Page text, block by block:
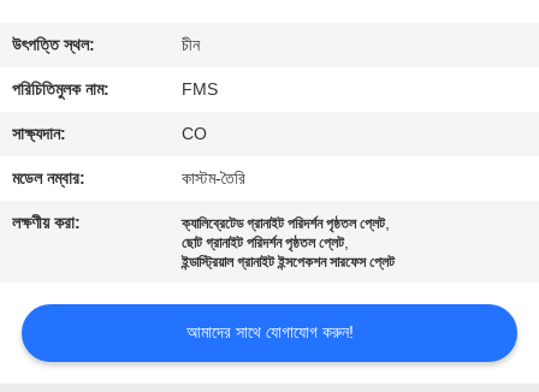
যোগাযোগ
করুন
খবর
জন্য
আবেদন
উৎপত্তি স্থল: চীন
পরিচিতিমুলক নাম: FMS
সাক্ষ্যদান: CO
মডেল নম্বার: কাস্টম-তৈরি
লক্ষণীয় করা: ক্যালিব্রেটেড গ্রানাইট পরিদর্শন পৃষ্ঠতল প্লেট,
ছোট গ্রানাইট পরিদর্শন পৃষ্ঠতল প্লেট,
ইন্ডাস্ট্রিয়াল গ্রানাইট ইন্সপেকশন সারফেস প্লেট
আমাদের সাথে যোগাযোগ করুন!